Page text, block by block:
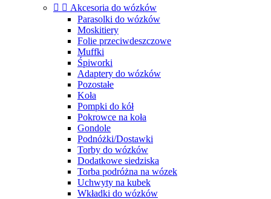
  Akcesoria do wózków
Parasolki do wózków
Moskitiery
Folie przeciwdeszczowe
Muffki
Śpiworki
Adaptery do wózków
Pozostałe
Koła
Pompki do kół
Pokrowce na koła
Gondole
Podnóżki/Dostawki
Torby do wózków
Dodatkowe siedziska
Torba podróżna na wózek
Uchwyty na kubek
Wkładki do wózków